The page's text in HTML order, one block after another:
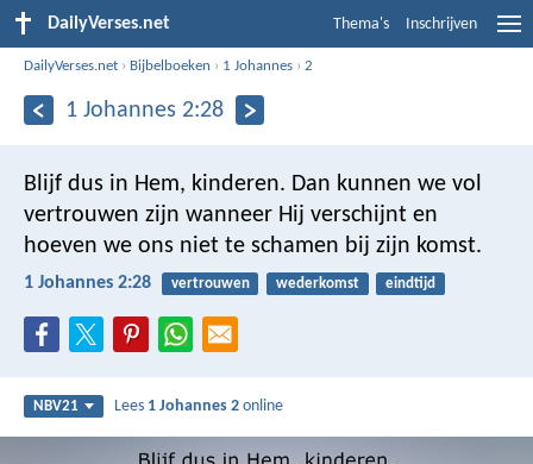
DailyVerses.net Thema's Inschrijven
DailyVerses.net › Bijbelboeken › 1 Johannes ›2
1 Johannes 2:28
Blijf dus in Hem, kinderen. Dan kunnen we vol
vertrouwen zijn wanneer Hij verschijnt en
hoeven we ons niet te schamen bij zijn komst.
1 Johannes 2:28 vertrouwen wederkomst eindtijd
NBV21 Lees 1 Johannes 2 online